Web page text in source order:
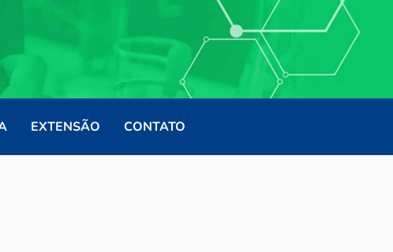
EXTENSÃO CONTATO